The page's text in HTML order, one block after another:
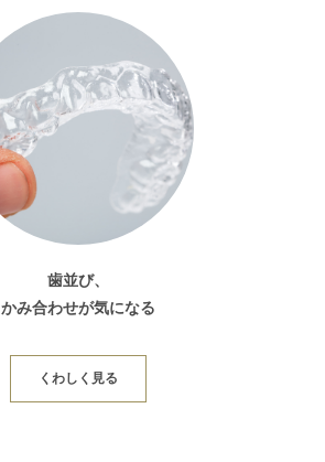
歯並び、
かみ合わせが気になる
くわしく見る